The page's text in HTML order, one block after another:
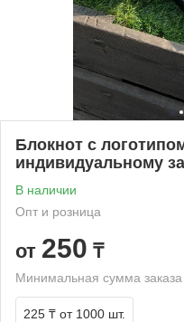
Блокнот с
индивидуальному
В наличии
Опт и розница
от 250 ₸
Минимальная сумма
225 ₸ от 1000 шт.